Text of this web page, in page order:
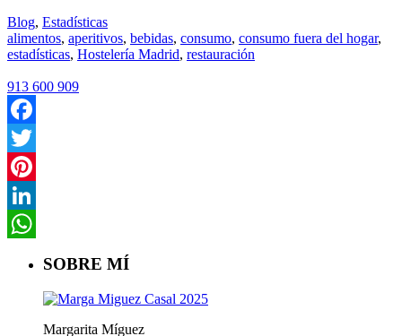
Blog, Estadísticas
alimentos, aperitivos, bebidas, consumo, consumo fuera del hogar,
estadísticas, Hostelería Madrid, restauración
913 600 909
Facebook
Twitter
Pinterest
LinkedIn
SOBRE MÍ
Margarita Míguez